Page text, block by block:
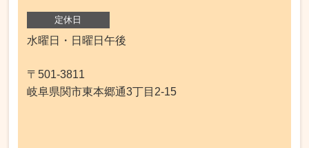
定休日
水曜日・日曜日午後
〒501-3811
岐阜県関市東本郷通3丁目2-15